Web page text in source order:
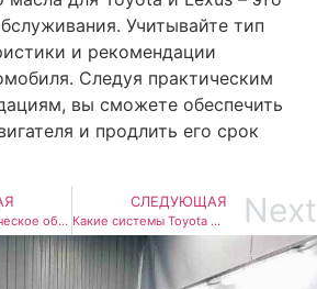
Учитывайте тип
и рекомендации
Следуя практическим
вы сможете обеспечить
и продлить его срок
Полное техническое обслуживание Toyota и Lexus в 2026 году: что включает и как проводится
СЛЕДУЮЩАЯ
Какие системы Toyota и Lexus требуют регулярного обслуживания в 2026 году Next